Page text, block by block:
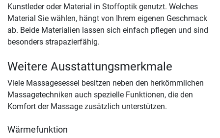
Kunstleder oder Material in Stoffoptik genutzt. Welches
Material Sie wählen, hängt von Ihrem eigenen Geschmack
ab. Beide Materialien lassen sich einfach pflegen und sind
besonders strapazierfähig.
Weitere Ausstattungsmerkmale
Viele Massagesessel besitzen neben den herkömmlichen
Massagetechniken auch spezielle Funktionen, die den
Komfort der Massage zusätzlich unterstützen.
Wärmefunktion